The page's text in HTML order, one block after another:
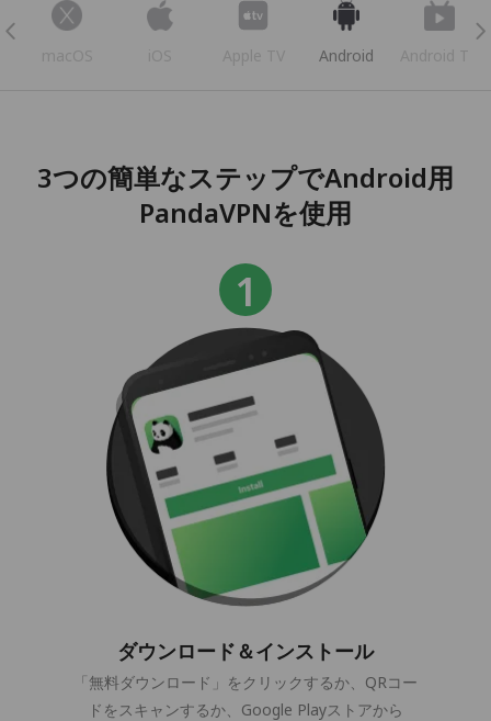
macOS iOS Apple TV Android Android TV
3つの簡単なステップでAndroid用
PandaVPNを使用
ダウンロード＆インストール
「無料ダウンロード」をクリックするか、QRコー
ドをスキャンするか、Google Playストアから